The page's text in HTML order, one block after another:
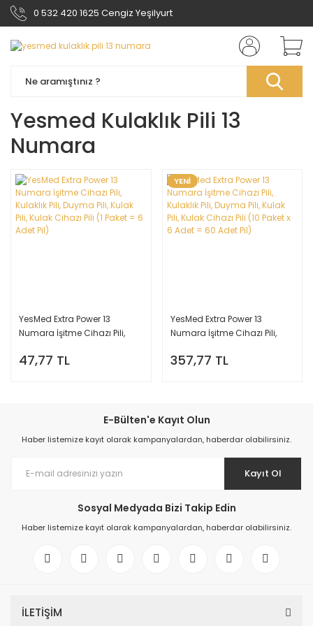
0 532 420 1625 Cengiz Yeşilyurt
Yesmed Kulaklık Pili 13
Numara
YesMed Extra Power 13
Numara İşitme Cihazı Pili,
Pili, Kulak Cihazı Pili (1 Paket =
47,77 TL
YENİ
YesMed Extra Power 13
Numara İşitme Cihazı Pili,
Pili, Kulak Cihazı Pili (10 Paket x
357,77 TL
E-Bülten'e Kayıt Olun
Haber listemize kayıt olarak kampanyalardan, haberdar olabilirsiniz.
Kayıt Ol
Sosyal Medyada Bizi Takip Edin
Haber listemize kayıt olarak kampanyalardan, haberdar olabilirsiniz.
İLETİŞİM